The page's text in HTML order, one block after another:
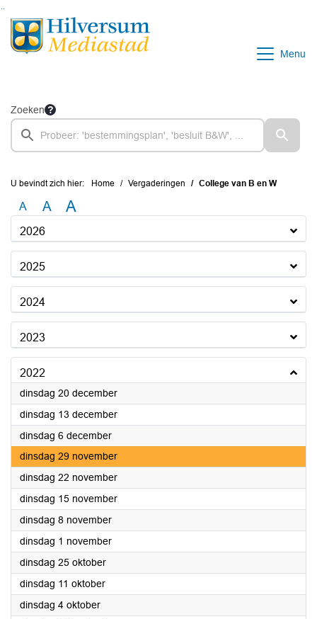
Ga naar de inhoud van deze pagina
Ga naar het zoeken
Menu
Zoeken
U bevindt zich hier: Home Vergaderingen College van B en W
A A A
2026
2025
2024
2023
2022
dinsdag 20 december2022
dinsdag 13 december2022
dinsdag 6 december2022
dinsdag 29 november2022
dinsdag 22 november2022
dinsdag 15 november2022
dinsdag 8 november2022
dinsdag 1 november2022
dinsdag 25 oktober2022
dinsdag 11 oktober2022
dinsdag 4 oktober2022